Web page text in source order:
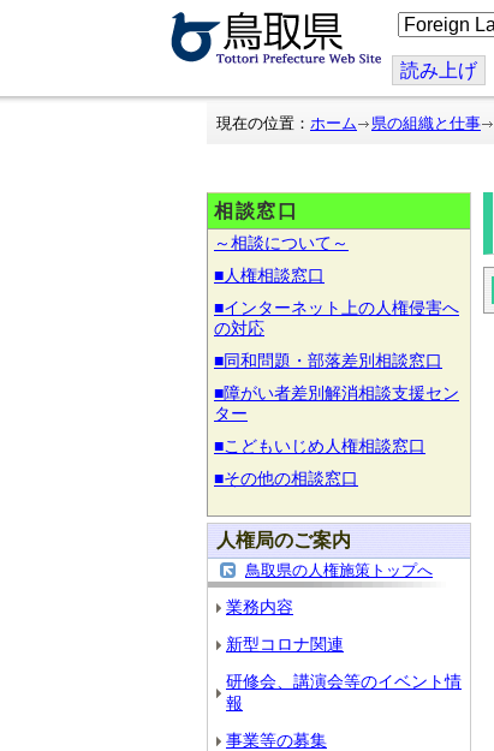
こ
の
ジ
を
翻
読み上げ
現在の位置： ホーム 県の組織と仕事
相談窓口
～相談について～
■人権相談窓口
■インターネット上の人権侵害へ
の対応
■同和問題・部落差別相談窓口
■障がい者差別解消相談支援セン
ター
■こどもいじめ人権相談窓口
■その他の相談窓口
人権局のご案内
鳥取県の人権施策トップへ
業務内容
新型コロナ関連
研修会、講演会等のイベント情
報
事業等の募集